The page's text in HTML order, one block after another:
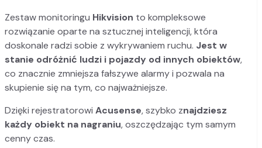
Zestaw monitoringu Hikvision to kompleksowe
rozwiązanie oparte na sztucznej inteligencji, która
doskonale radzi sobie z wykrywaniem ruchu. Jest w
stanie odróżnić ludzi i pojazdy od innych obiektów,
co znacznie zmniejsza fałszywe alarmy i pozwala na
skupienie się na tym, co najważniejsze.
Dzięki rejestratorowi Acusense, szybko znajdziesz
każdy obiekt na nagraniu, oszczędzając tym samym
cenny czas.